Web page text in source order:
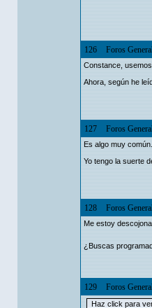
126 Foros
Constance,
Ahora, según he
127 Foros
Es algo muy común.
Yo tengo la suerte
128 Foros
Me estoy
¿Buscas
129 Foros